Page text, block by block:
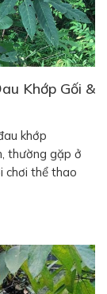
Khớp Gối &
khớp
thường gặp ở
chơi thể thao
cạnh các
[…]